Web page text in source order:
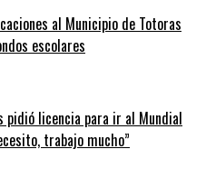
al Municipio de Totoras
escolares
pidió licencia para ir al Mundial
trabajo mucho”